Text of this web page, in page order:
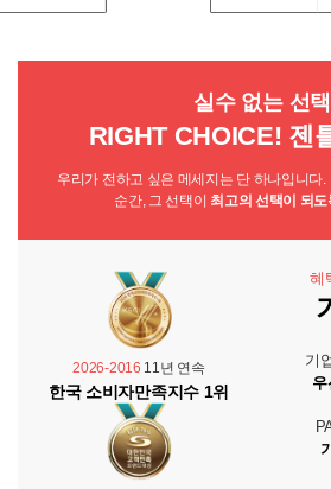
실수 없는 선
RIGHT CHOICE! 젠
우리가 전하고 싶은 메세지는 단 하나입니다
순간, 그 선택이 최고의 선택이 되
2026-2016 11년 연속
한국 소비자만족지수 1위
혜
기
우